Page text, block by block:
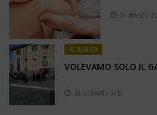
27 MARZO
ATTUALITÀ
VOLEVAMO SOLO IL
16 GENNAIO 2017